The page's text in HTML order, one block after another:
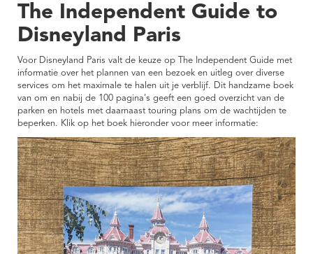
The Independent Guide to
Disneyland Paris
Voor Disneyland Paris valt de keuze op The Independent Guide met
informatie over het plannen van een bezoek en uitleg over diverse
services om het maximale te halen uit je verblijf. Dit handzame boek
van om en nabij de 100 pagina's geeft een goed overzicht van de
parken en hotels met daarnaast touring plans om de wachtijden te
beperken. Klik op het boek hieronder voor meer informatie: